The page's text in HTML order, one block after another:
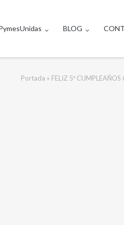
BLOG
Portada » FELIZ 5º